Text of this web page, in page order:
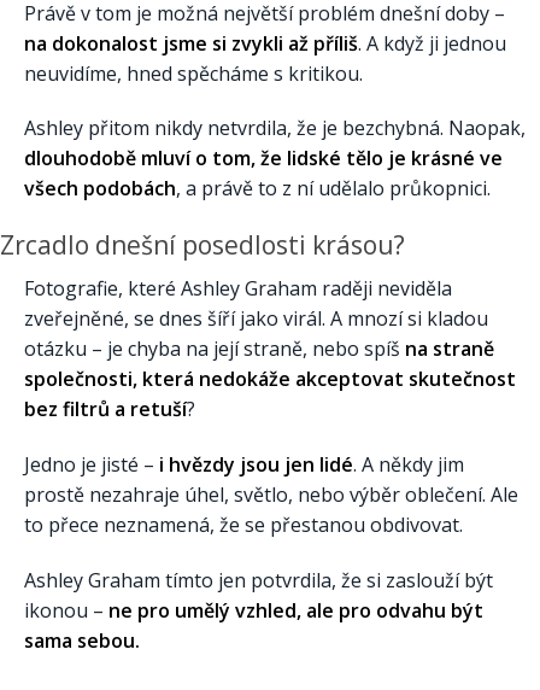
Právě v tom je možná největší problém dnešní doby –
na dokonalost jsme si zvykli až příliš. A když ji jednou
neuvidíme, hned spěcháme s kritikou.
Ashley přitom nikdy netvrdila, že je bezchybná. Naopak,
dlouhodobě mluví o tom, že lidské tělo je krásné ve
všech podobách, a právě to z ní udělalo průkopnici.
Zrcadlo dnešní posedlosti krásou?
Fotografie, které Ashley Graham raději neviděla
zveřejněné, se dnes šíří jako virál. A mnozí si kladou
otázku – je chyba na její straně, nebo spíš na straně
společnosti, která nedokáže akceptovat skutečnost
bez filtrů a retuší?
Jedno je jisté – i hvězdy jsou jen lidé. A někdy jim
prostě nezahraje úhel, světlo, nebo výběr oblečení. Ale
to přece neznamená, že se přestanou obdivovat.
Ashley Graham tímto jen potvrdila, že si zaslouží být
ikonou – ne pro umělý vzhled, ale pro odvahu být
sama sebou.